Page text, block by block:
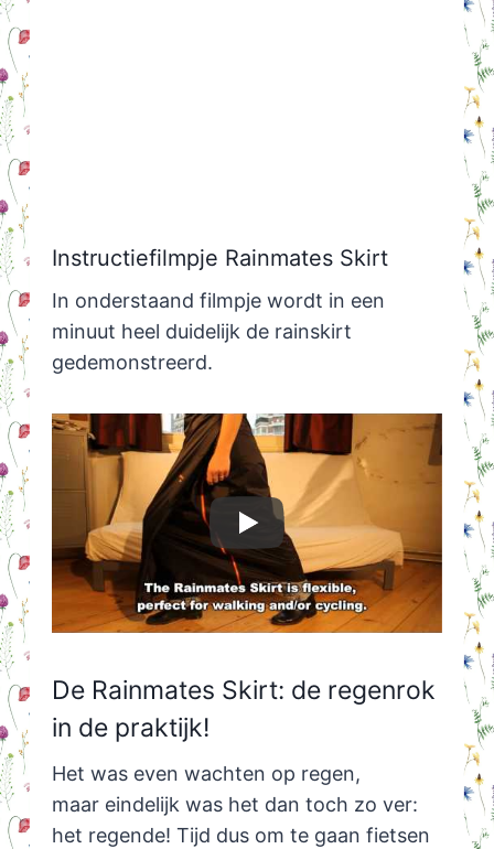
Instructiefilmpje Rainmates Skirt
In onderstaand filmpje wordt in een
minuut heel duidelijk de rainskirt
gedemonstreerd.
De Rainmates Skirt: de regenrok
in de praktijk!
Het was even wachten op regen,
maar eindelijk was het dan toch zo ver:
het regende! Tijd dus om te gaan fietsen